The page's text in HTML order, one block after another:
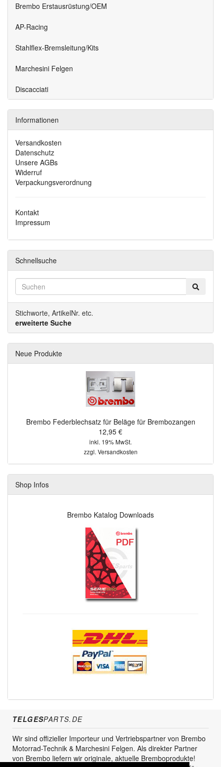
Brembo Erstausrüstung/OEM
AP-Racing
Stahlflex-Bremsleitung/Kits
Marchesini Felgen
Discacciati
Informationen
Versandkosten
Datenschutz
Unsere AGBs
Widerruf
Verpackungsverordnung
Kontakt
Impressum
Schnellsuche
Stichworte, ArtikelNr. etc.
erweiterte Suche
Neue Produkte
Brembo Federblechsatz für Beläge für Brembozangen
12,95 €
inkl. 19% MwSt.
zzgl. Versandkosten
Shop Infos
Brembo Katalog Downloads
TELGESPARTS.DE
Wir sind offizieller Importeur und Vertriebspartner von Brembo
Motorrad-Technik & Marchesini Felgen. Als direkter Partner
von Brembo liefern wir originale, aktuelle Bremboprodukte!